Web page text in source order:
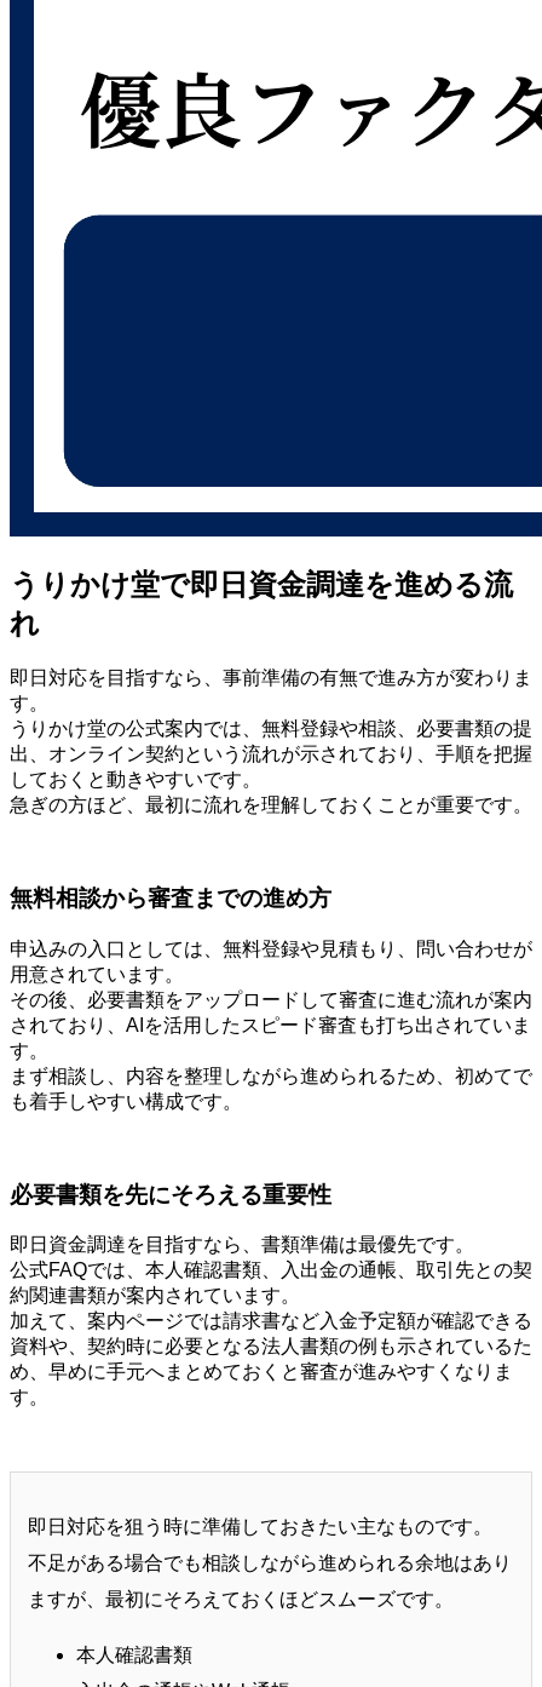
うりかけ堂で即日資金調達を進める流
れ
即日対応を目指すなら、事前準備の有無で進み方が変わりま
す。
うりかけ堂の公式案内では、無料登録や相談、必要書類の提
出、オンライン契約という流れが示されており、手順を把握
しておくと動きやすいです。
急ぎの方ほど、最初に流れを理解しておくことが重要です。
無料相談から審査までの進め方
申込みの入口としては、無料登録や見積もり、問い合わせが
用意されています。
その後、必要書類をアップロードして審査に進む流れが案内
されており、AIを活用したスピード審査も打ち出されていま
す。
まず相談し、内容を整理しながら進められるため、初めてで
も着手しやすい構成です。
必要書類を先にそろえる重要性
即日資金調達を目指すなら、書類準備は最優先です。
公式FAQでは、本人確認書類、入出金の通帳、取引先との契
約関連書類が案内されています。
加えて、案内ページでは請求書など入金予定額が確認できる
資料や、契約時に必要となる法人書類の例も示されているた
め、早めに手元へまとめておくと審査が進みやすくなりま
す。
即日対応を狙う時に準備しておきたい主なものです。
不足がある場合でも相談しながら進められる余地はあり
ますが、最初にそろえておくほどスムーズです。
本人確認書類